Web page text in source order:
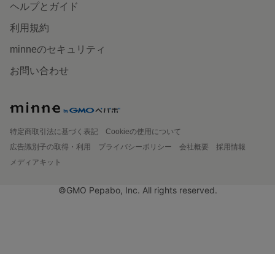
ヘルプとガイド
利用規約
minneのセキュリティ
お問い合わせ
特定商取引法に基づく表記
Cookieの使用について
広告識別子の取得・利用
プライバシーポリシー 会社概要
採用情報
メディアキット
©GMO Pepabo, Inc. All rights reserved.